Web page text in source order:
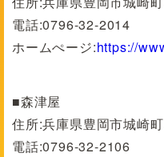
電話:0796-32-2014
ホームぺージ:https://
■森津屋
住所:兵庫県豊岡市城崎
電話:0796-32-2106